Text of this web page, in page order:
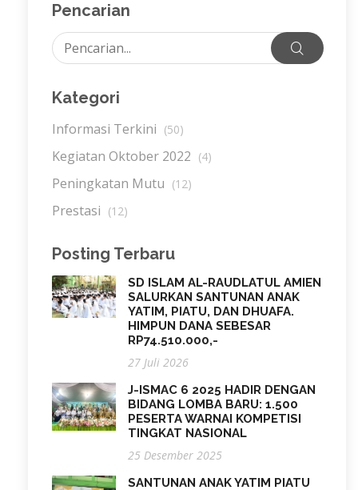
Pencarian
Kategori
Informasi Terkini (50)
Kegiatan Oktober 2022 (4)
Peningkatan Mutu (12)
Prestasi (12)
Posting Terbaru
SD ISLAM AL-RAUDLATUL AMIEN
SALURKAN SANTUNAN ANAK
YATIM, PIATU, DAN DHUAFA.
HIMPUN DANA SEBESAR
RP74.510.000,-
27 Juli 2026
J-ISMAC 6 2025 HADIR DENGAN
BIDANG LOMBA BARU: 1.500
PESERTA WARNAI KOMPETISI
TINGKAT NASIONAL
25 Desember 2025
SANTUNAN ANAK YATIM PIATU